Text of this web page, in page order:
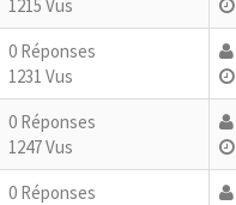
1215 Vus
0 Réponses
1231 Vus
0 Réponses
1247 Vus
0 Réponses